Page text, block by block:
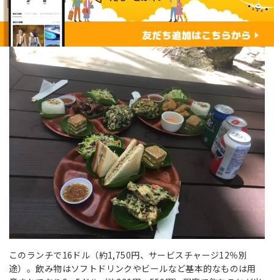
このランチで16ドル（約1,750円、サービスチャージ12％別
途）。飲み物はソフトドリンクやビールなど基本的なものは用